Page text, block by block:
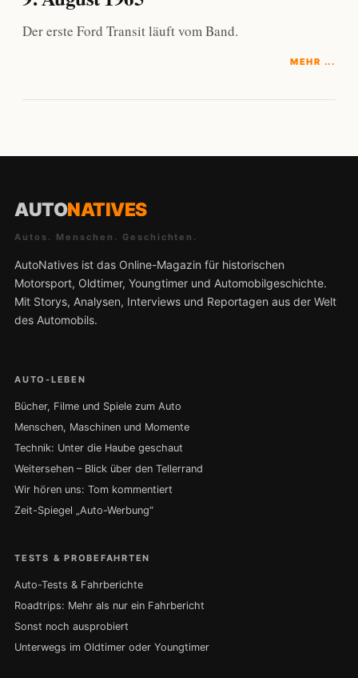
Der erste Ford Transit läuft vom Band.
MEHR ...
AUTONATIVES
Autos. Menschen. Geschichten.
AutoNatives ist das Online-Magazin für historischen
Motorsport, Oldtimer, Youngtimer und Automobilgeschichte.
Mit Storys, Analysen, Interviews und Reportagen aus der Welt
des Automobils.
AUTO-LEBEN
Bücher, Filme und Spiele zum Auto
Menschen, Maschinen und Momente
Technik: Unter die Haube geschaut
Weitersehen – Blick über den Tellerrand
Wir hören uns: Tom kommentiert
Zeit-Spiegel „Auto-Werbung“
TESTS & PROBEFAHRTEN
Auto-Tests & Fahrberichte
Roadtrips: Mehr als nur ein Fahrbericht
Sonst noch ausprobiert
Unterwegs im Oldtimer oder Youngtimer